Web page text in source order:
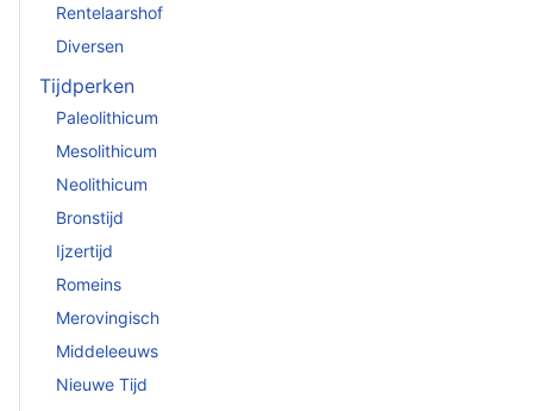
Rentelaarshof
Diversen
Tijdperken
Paleolithicum
Mesolithicum
Neolithicum
Bronstijd
Ijzertijd
Romeins
Merovingisch
Middeleeuws
Nieuwe Tijd